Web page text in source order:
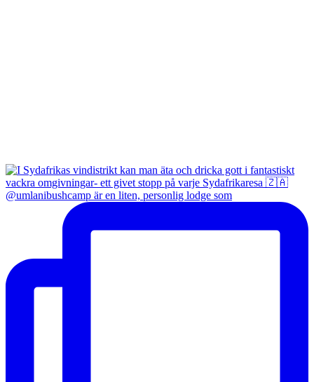
@umlanibushcamp är en liten, personlig lodge som